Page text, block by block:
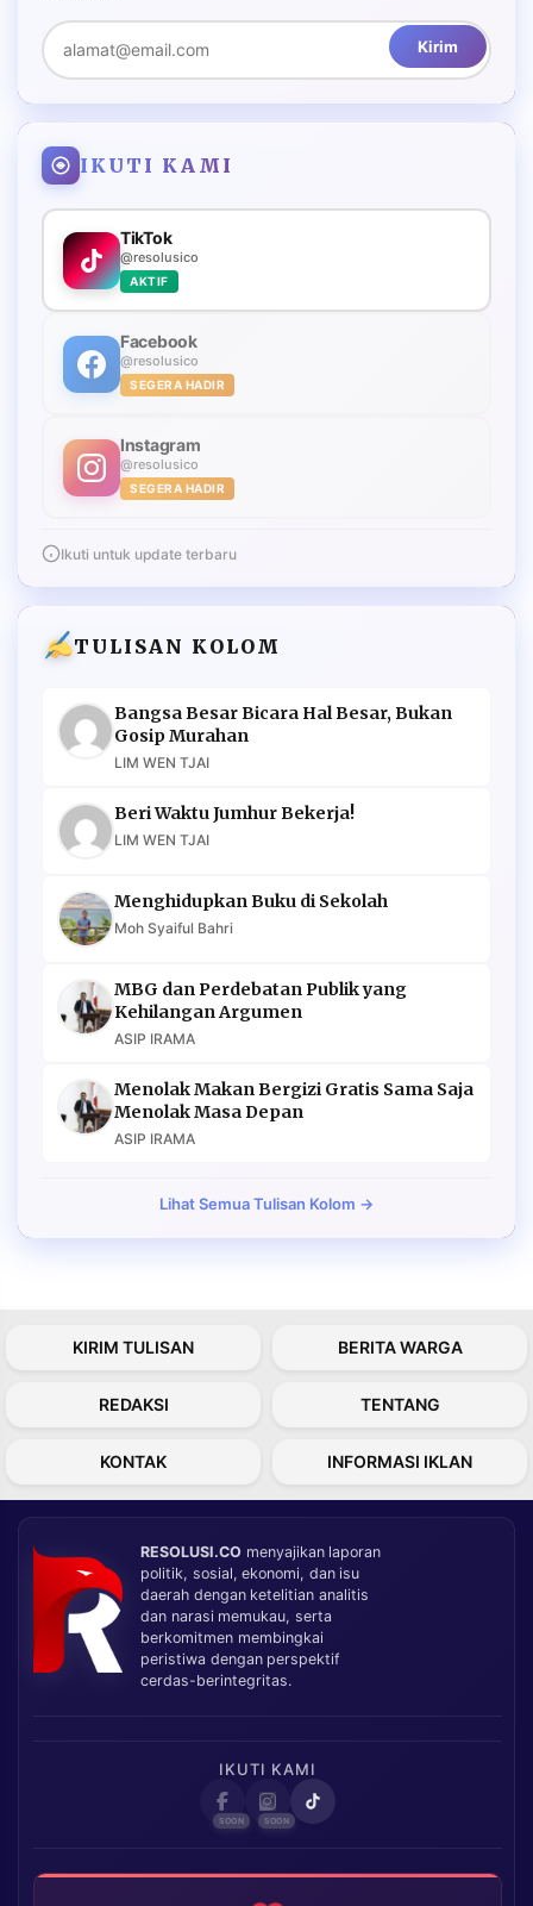
Kirim
IKUTI KAMI
TikTok
@resolusico
AKTIF
Facebook
@resolusico
SEGERA HADIR
Instagram
@resolusico
SEGERA HADIR
Ikuti untuk update terbaru
TULISAN KOLOM
Bangsa Besar Bicara Hal Besar, Bukan
Gosip Murahan
LIM WEN TJAI
Beri Waktu Jumhur Bekerja!
LIM WEN TJAI
Menghidupkan Buku di Sekolah
Moh Syaiful Bahri
MBG dan Perdebatan Publik yang
Kehilangan Argumen
ASIP IRAMA
Menolak Makan Bergizi Gratis Sama Saja
Menolak Masa Depan
ASIP IRAMA
Lihat Semua Tulisan Kolom →
KIRIM TULISAN BERITA WARGA
REDAKSI TENTANG
KONTAK INFORMASI IKLAN
RESOLUSI.CO menyajikan laporan
politik, sosial, ekonomi, dan isu
daerah dengan ketelitian analitis
dan narasi memukau, serta
berkomitmen membingkai
peristiwa dengan perspektif
cerdas-berintegritas.
IKUTI KAMI